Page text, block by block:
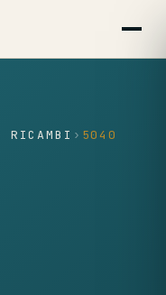
RICAMBI › 5040